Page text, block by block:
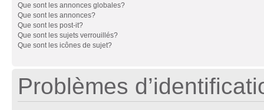
Que sont les annonces globales?
Que sont les annonces?
Que sont les post-it?
Que sont les sujets verrouillés?
Que sont les icônes de sujet?
Problèmes